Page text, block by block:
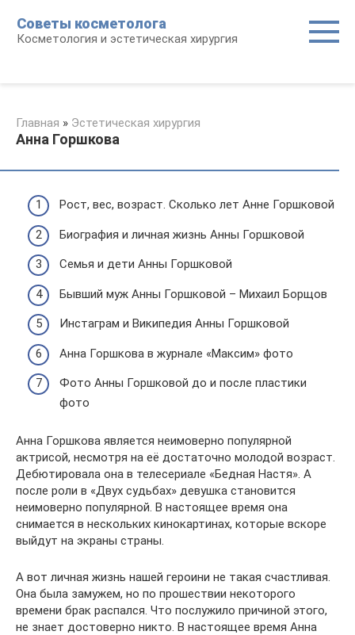
контенту
Советы косметолога
Косметология и эстетическая хирургия
Главная » Эстетическая хирургия
Анна Горшкова
Рост, вес, возраст. Сколько лет Анне Горшковой
Биография и личная жизнь Анны Горшковой
Семья и дети Анны Горшковой
Бывший муж Анны Горшковой – Михаил Борщов
Инстаграм и Википедия Анны Горшковой
Анна Горшкова в журнале «Максим» фото
Фото Анны Горшковой до и после пластики
фото
Анна Горшкова является неимоверно популярной
актрисой, несмотря на её достаточно молодой возраст.
Дебютировала она в телесериале «Бедная Настя». А
после роли в «Двух судьбах» девушка становится
неимоверно популярной. В настоящее время она
снимается в нескольких кинокартинах, которые вскоре
выйдут на экраны страны.
А вот личная жизнь нашей героини не такая счастливая.
Она была замужем, но по прошествии некоторого
времени брак распался. Что послужило причиной этого,
не знает достоверно никто. В настоящее время Анна